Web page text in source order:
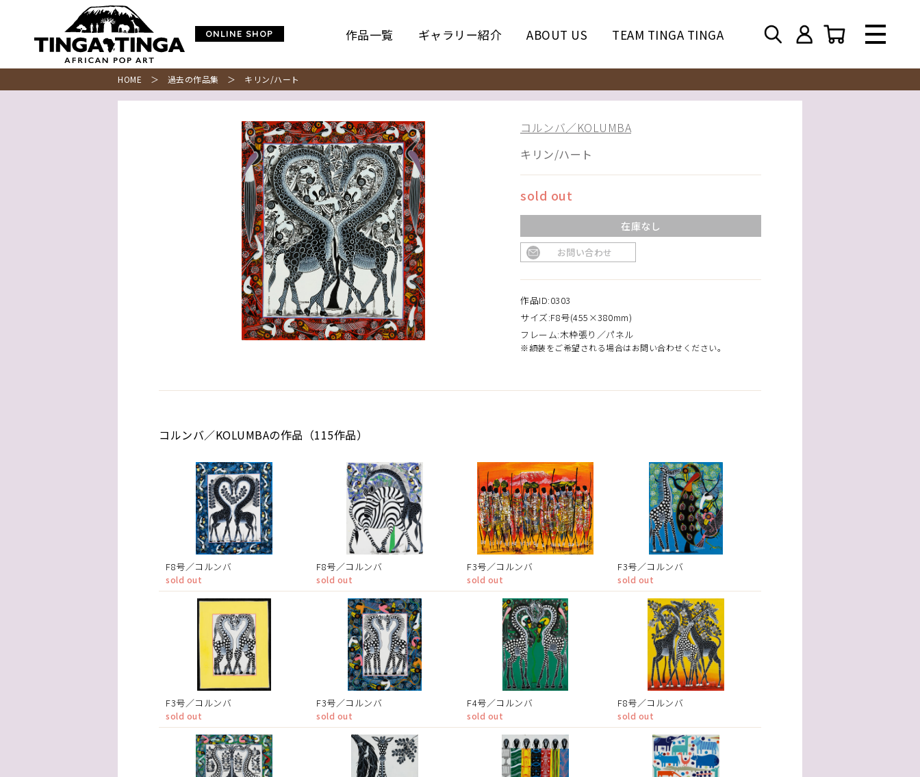
ONLINE SHOP 作品一覧 ギャラリー紹介 ABOUT US TEAM TINGA TINGA
HOME ＞ 過去の作品集 ＞ キリン/ハート
コルンバ／KOLUMBA
キリン/ハート
sold out
在庫なし
お問い合わせ
作品ID:0303
サイズ:F8号(455×380mm)
フレーム:木枠張り／パネル
※額装をご希望される場合はお問い合わせください。
コルンバ／KOLUMBAの作品（115作品）
F8号／コルンバ
sold out
F8号／コルンバ
sold out
F3号／コルンバ
sold out
F3号／コルンバ
sold out
F3号／コルンバ
sold out
F3号／コルンバ
sold out
F4号／コルンバ
sold out
F8号／コルンバ
sold out